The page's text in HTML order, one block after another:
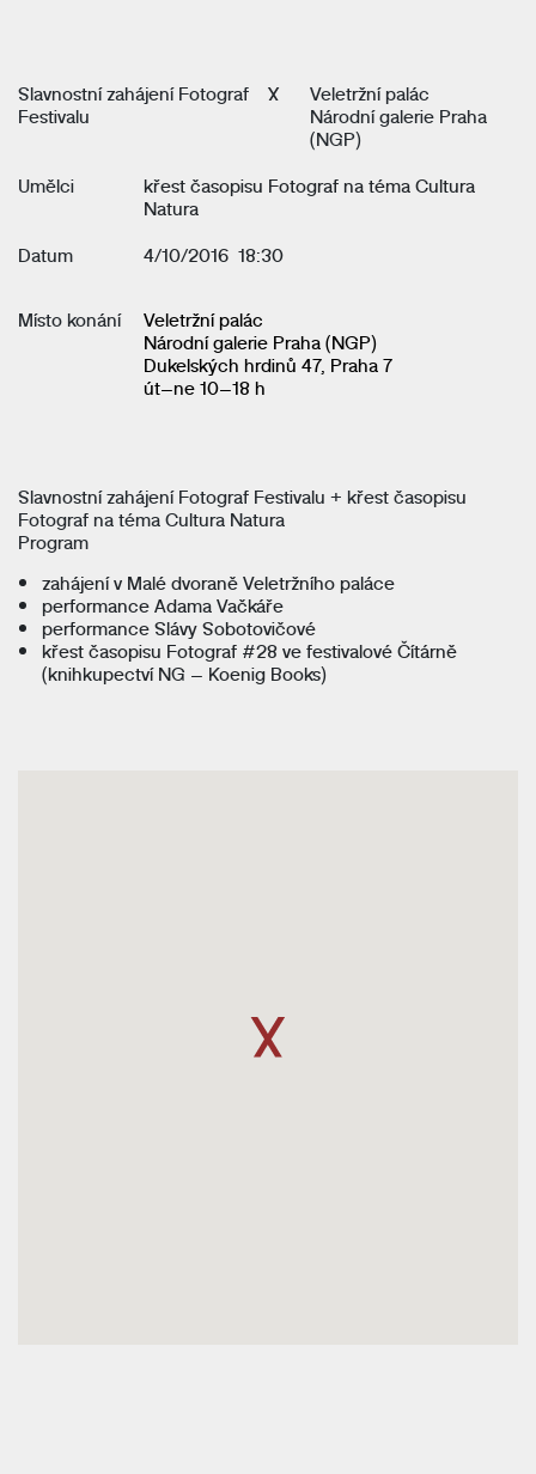
Slavnostní zahájení Fotograf
Festivalu
X
Veletržní palác
Národní galerie Praha
(NGP)
Umělci
křest časopisu Fotograf na téma Cultura
Natura
Datum
4/10/2016 18:30
Místo konání
Veletržní palác
Národní galerie Praha (NGP)
Dukelských hrdinů 47, Praha 7
út–ne 10–18 h
Slavnostní zahájení Fotograf Festivalu + křest časopisu
Fotograf na téma Cultura Natura
Program
zahájení v Malé dvoraně Veletržního paláce
performance Adama Vačkáře
performance Slávy Sobotovičové
křest časopisu Fotograf #28 ve festivalové Čítárně
(knihkupectví NG – Koenig Books)